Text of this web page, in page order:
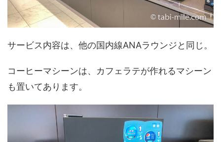
サービス内容は、他の国内線ANAラウンジと同じ。
コーヒーマシーンは、カフェラテが作れるマシーン
も置いてあります。